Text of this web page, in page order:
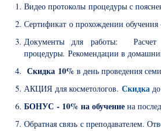
Видео протоколы процедуры с
Сертификат о прохождении
Документы для работы: Расчет
процедуры. Рекомендации в
Скидка 10%в день проведения
АКЦИЯ для косметологов. Скидка
БОНУС - 10% на обучениена
Обратная связь с преподавателем.